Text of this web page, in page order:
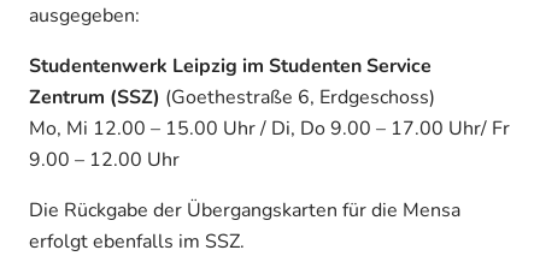
ausgegeben:
Studentenwerk Leipzig im Studenten Service
Zentrum (SSZ) (Goethestraße 6, Erdgeschoss)
Mo, Mi 12.00 – 15.00 Uhr / Di, Do 9.00 – 17.00 Uhr/ Fr
9.00 – 12.00 Uhr
Die Rückgabe der Übergangskarten für die Mensa
erfolgt ebenfalls im SSZ.